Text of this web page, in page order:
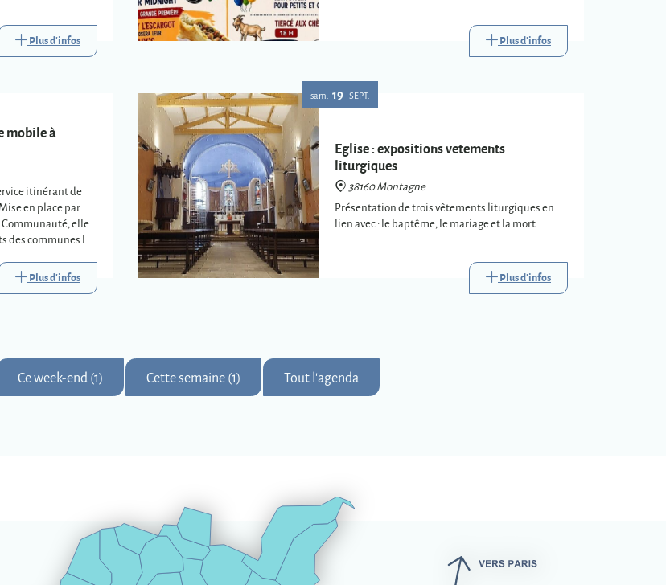
Plus d'infos Plus d'infos
mobile à
itinérant de
en place par
elle
des communes les
Plus d'infos
sam. 19 SEPT.
Eglise : expositions vetements
liturgiques
38160 Montagne
Présentation de trois vêtements liturgiques en
lien avec : le baptême, le mariage et la mort.
Plus d'infos
Ce week-end (1) Cette semaine (1) Tout l'agenda